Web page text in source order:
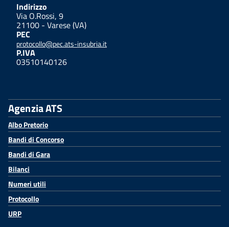
Indirizzo
Via O.Rossi, 9
21100 - Varese (VA)
PEC
protocollo@pec.ats-insubria.it
P.IVA
03510140126
Agenzia ATS
Albo Pretorio
Bandi di Concorso
Bandi di Gara
Bilanci
Numeri utili
Protocollo
URP